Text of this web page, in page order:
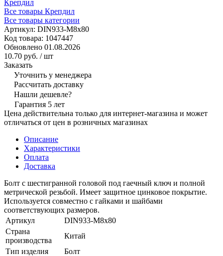
Крепдил
Все товары Крепдил
Все товары категории
Артикул: DIN933-M8х80
Код товара: 1047447
Обновлено 01.08.2026
10.70 руб. / шт
Заказать
Уточнить у менеджера
Рассчитать доставку
Нашли дешевле?
Гарантия 5 лет
Цена действительна только для интернет-магазина и может
отличаться от цен в розничных магазинах
Описание
Характеристики
Оплата
Доставка
Болт с шестигранной головой под гаечный ключ и полной
метрической резьбой. Имеет защитное цинковое покрытие.
Используется совместно с гайками и шайбами
соответствующих размеров.
Артикул
DIN933-M8х80
Страна
производства
Китай
Тип изделия
Болт